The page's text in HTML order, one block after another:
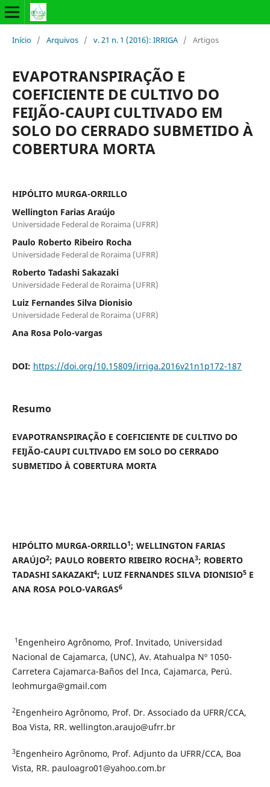
Início / Arquivos / v. 21 n. 1 (2016): IRRIGA / Artigos
EVAPOTRANSPIRAÇÃO E
COEFICIENTE DE CULTIVO DO
FEIJÃO-CAUPI CULTIVADO EM
SOLO DO CERRADO SUBMETIDO À
COBERTURA MORTA
HIPÓLITO MURGA-ORRILLO
Wellington Farias Araújo
Universidade Federal de Roraima (UFRR)
Paulo Roberto Ribeiro Rocha
Universidade Federal de Roraima (UFRR)
Roberto Tadashi Sakazaki
Universidade Federal de Roraima (UFRR)
Luiz Fernandes Silva Dionisio
Universidade Federal de Roraima (UFRR)
Ana Rosa Polo-vargas
DOI: https://doi.org/10.15809/irriga.2016v21n1p172-187
Resumo
EVAPOTRANSPIRAÇÃO E COEFICIENTE DE CULTIVO DO
FEIJÃO-CAUPI CULTIVADO EM SOLO DO CERRADO
SUBMETIDO À COBERTURA MORTA
HIPÓLITO MURGA-ORRILLO1; WELLINGTON FARIAS
ARAÚJO2; PAULO ROBERTO RIBEIRO ROCHA3; ROBERTO
TADASHI SAKAZAKI4; LUIZ FERNANDES SILVA DIONISIO5E
ANA ROSA POLO-VARGAS6
1 Engenheiro Agrônomo, Prof. Invitado, Universidad
Nacional de Cajamarca, (UNC), Av. Atahualpa Nº 1050-
Carretera Cajamarca-Baños del Inca, Cajamarca, Perú.
leohmurga@gmail.com
2Engenheiro Agrônomo, Prof. Dr. Associado da UFRR/CCA,
Boa Vista, RR. wellington.araujo@ufrr.br
3Engenheiro Agrônomo, Prof. Adjunto da UFRR/CCA, Boa
Vista, RR. pauloagro01@yahoo.com.br